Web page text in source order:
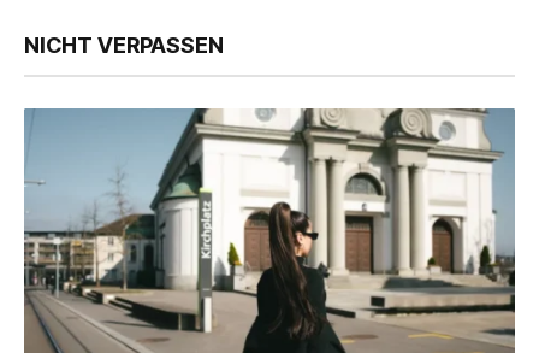
NICHT VERPASSEN